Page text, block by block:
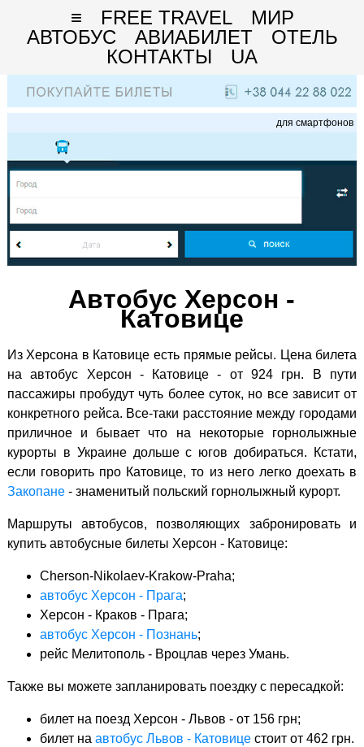
≡ FREE TRAVEL
МИР
АВТОБУС
АВИАБИЛЕТ
ОТЕЛЬ
КОНТАКТЫ
UA
для смартфонов
Автобус Херсон -
Катовице
Из Херсона в Катовице есть прямые рейсы. Цена билета
на автобус Херсон - Катовице - от 924 грн. В пути
пассажиры пробудут чуть более суток, но все зависит от
конкретного рейса. Все-таки расстояние между городами
приличное и бывает что на некоторые горнолыжные
курорты в Украине дольше с югов добираться. Кстати,
если говорить про Катовице, то из него легко доехать в
Закопане- знаменитый польский горнолыжный курорт.
Маршруты автобусов, позволяющих забронировать и
купить автобусные билеты Херсон - Катовице:
Cherson-Nikolaev-Krakow-Praha;
автобус Херсон - Прага;
Херсон - Краков - Прага;
автобус Херсон - Познань;
рейс Мелитополь - Вроцлав через Умань.
Также вы можете запланировать поездку с пересадкой:
билет на поезд Херсон - Львов - от 156 грн;
билет на автобус Львов - Катовицестоит от 462 грн.